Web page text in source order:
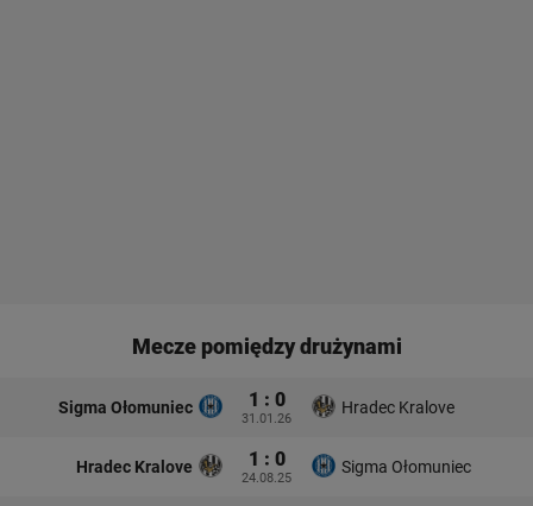
Mecze pomiędzy drużynami
Sigma Ołomuniec 1 : 0
31.01.26
Hradec Kralove
Hradec Kralove 1 : 0
24.08.25
Sigma Ołomuniec